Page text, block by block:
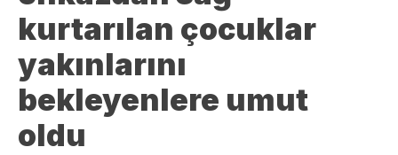
kurtarılan çocuklar
yakınlarını
bekleyenlere umut
oldu